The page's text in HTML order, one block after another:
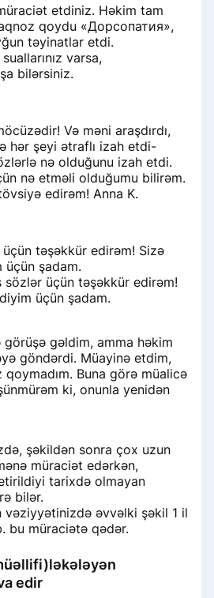
etdiniz. Həkim tam
qoydu «Дорсопатия»,
təyinatlar etdi.
varsa,
bilərsiniz.
Və məni araşdırdı,
hər şeyi ətraflı izah etdi-
nə olduğunu izah etdi.
nə etməli olduğumu bilirəm.
edirəm! Anna K.
təşəkkür edirəm! Sizə
üçün şadam.
sözlər üçün təşəkkür edirəm!
üçün şadam.
görüşə gəldim, amma həkim
göndərdi. Müayinə etdim,
Buna görə müalicə
ki, onunla yenidən
şəkildən sonra çox uzun
müraciət edərkən,
tarixdə olmayan
bilər.
vəziyyətinizdə əvvəlki şəkil 1 il
bu müraciətə qədər.
edir